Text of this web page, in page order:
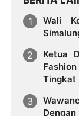
Wali
Ketua
Tingkat